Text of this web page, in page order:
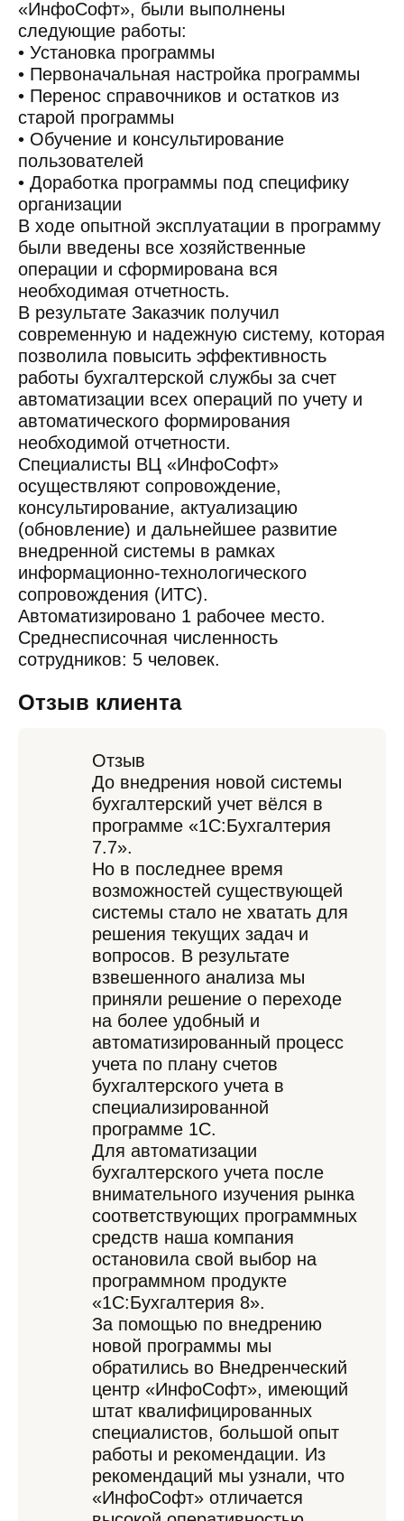
«ИнфоСофт», были выполнены
следующие работы:
• Установка программы
• Первоначальная настройка программы
• Перенос справочников и остатков из
старой программы
• Обучение и консультирование
пользователей
• Доработка программы под специфику
организации
В ходе опытной эксплуатации в программу
были введены все хозяйственные
операции и сформирована вся
необходимая отчетность.
В результате Заказчик получил
современную и надежную систему, которая
позволила повысить эффективность
работы бухгалтерской службы за счет
автоматизации всех операций по учету и
автоматического формирования
необходимой отчетности.
Специалисты ВЦ «ИнфоСофт»
осуществляют сопровождение,
консультирование, актуализацию
(обновление) и дальнейшее развитие
внедренной системы в рамках
информационно-технологического
сопровождения (ИТС).
Автоматизировано 1 рабочее место.
Среднесписочная численность
сотрудников: 5 человек.
Отзыв клиента
Отзыв
До внедрения новой системы
бухгалтерский учет вёлся в
программе «1С:Бухгалтерия
7.7».
Но в последнее время
возможностей существующей
системы стало не хватать для
решения текущих задач и
вопросов. В результате
взвешенного анализа мы
приняли решение о переходе
на более удобный и
автоматизированный процесс
учета по плану счетов
бухгалтерского учета в
специализированной
программе 1С.
Для автоматизации
бухгалтерского учета после
внимательного изучения рынка
соответствующих программных
средств наша компания
остановила свой выбор на
программном продукте
«1С:Бухгалтерия 8».
За помощью по внедрению
новой программы мы
обратились во Внедренческий
центр «ИнфоСофт», имеющий
штат квалифицированных
специалистов, большой опыт
работы и рекомендации. Из
рекомендаций мы узнали, что
«ИнфоСофт» отличается